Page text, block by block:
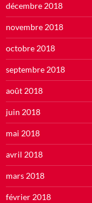
décembre 2018
novembre 2018
octobre 2018
septembre 2018
août 2018
juin 2018
mai 2018
avril 2018
mars 2018
février 2018